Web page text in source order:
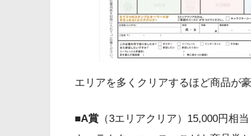
エリアを多くクリアするほど商品が
■A賞 （3エリアクリア）15,000円相当